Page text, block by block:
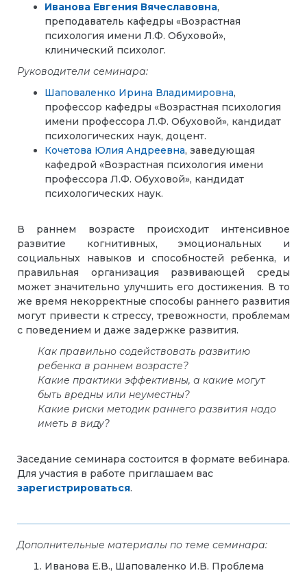
Иванова Евгения Вячеславовна,
преподаватель кафедры «Возрастная
психология имени Л.Ф. Обуховой»,
клинический психолог.
Руководители семинара:
Шаповаленко Ирина Владимировна,
профессор кафедры «Возрастная психология
имени профессора Л.Ф. Обуховой», кандидат
психологических наук, доцент.
Кочетова Юлия Андреевна, заведующая
кафедрой «Возрастная психология имени
профессора Л.Ф. Обуховой», кандидат
психологических наук.
В раннем возрасте происходит интенсивное
развитие когнитивных, эмоциональных и
социальных навыков и способностей ребенка, и
правильная организация развивающей среды
может значительно улучшить его достижения. В то
же время некорректные способы раннего развития
могут привести к стрессу, тревожности, проблемам
с поведением и даже задержке развития.
Как правильно содействовать развитию
ребенка в раннем возрасте?
Какие практики эффективны, а какие могут
быть вредны или неуместны?
Какие риски методик раннего развития надо
иметь в виду?
Заседание семинара состоится в формате вебинара.
Для участия в работе приглашаем вас
зарегистрироваться.
Дополнительные материалы по теме семинара:
Иванова Е.В., Шаповаленко И.В. Проблема